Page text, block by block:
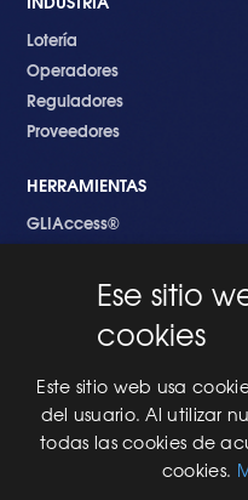
Lotería
Operadores
Reguladores
Proveedores
HERRAMIENTAS
GLIAccess®
EMPEZANDO
Nuevo en GLI
Nuevo Software
Una Nueva Máquina
Modificaciones al Software
Modificaciones al Hardware
Ese sitio
cookies
Este sitio web usa
del usuario. Al utilizar
todas las cookies de
cookies.